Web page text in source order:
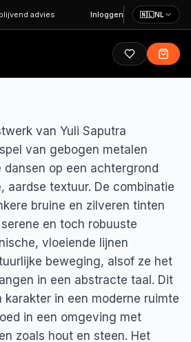
advies Inloggen 🇳🇱NL
van Yuli Saputra
van gebogen metalen
op een achtergrond
aardse textuur. De combinatie
bruine en zilveren tinten
en toch robuuste
vloeiende lijnen
beweging, alsof ze het
in een abstracte taal. Dit
in een moderne ruimte
in een omgeving met
zoals hout en steen. Het